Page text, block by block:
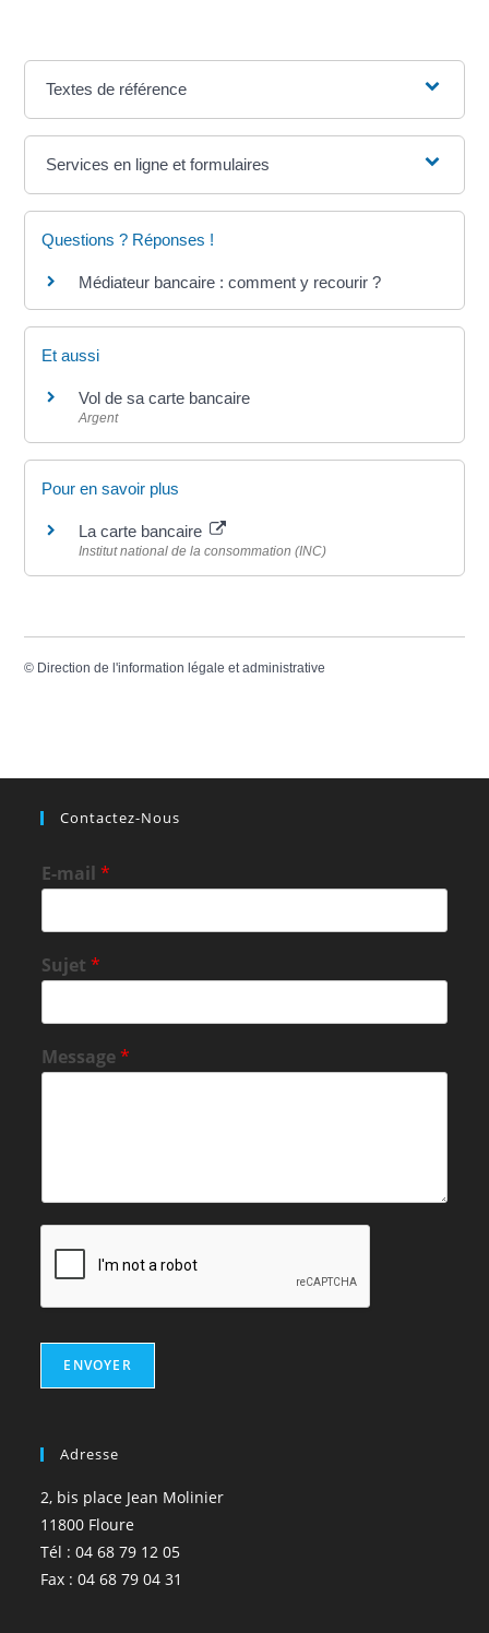
Textes de référence
Services en ligne et formulaires
Questions ? Réponses !
Médiateur bancaire : comment y recourir ?
Et aussi
Vol de sa carte bancaire
Argent
Pour en savoir plus
La carte bancaire
Institut national de la consommation (INC)
© Direction de l'information légale et administrative
Contactez-Nous
E-mail*
Sujet*
Message*
ENVOYER
Adresse
2, bis place Jean Molinier
11800 Floure
Tél : 04 68 79 12 05
Fax : 04 68 79 04 31